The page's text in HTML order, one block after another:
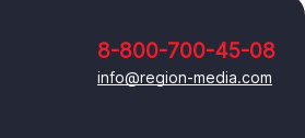
8-800-700-45-08
info@region-media.com